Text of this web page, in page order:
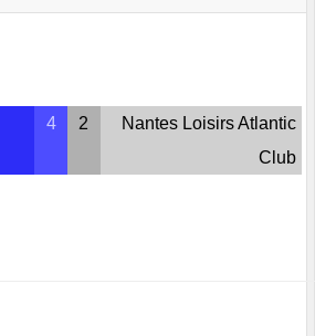
4 2
Nantes Loisirs Atlantic
Club